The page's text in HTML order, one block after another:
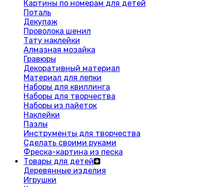
Картины по номерам для детей
Поталь
Декупаж
Проволока шенил
Тату наклейки
Алмазная мозайка
Гравюры
Декоративный материал
Материал для лепки
Наборы для квиллинга
Наборы для творчества
Наборы из пайеток
Наклейки
Пазлы
Инструменты для творчества
Сделать своими руками
Фреска-картина из песка
Товары для детей
Деревянные изделия
Игрушки